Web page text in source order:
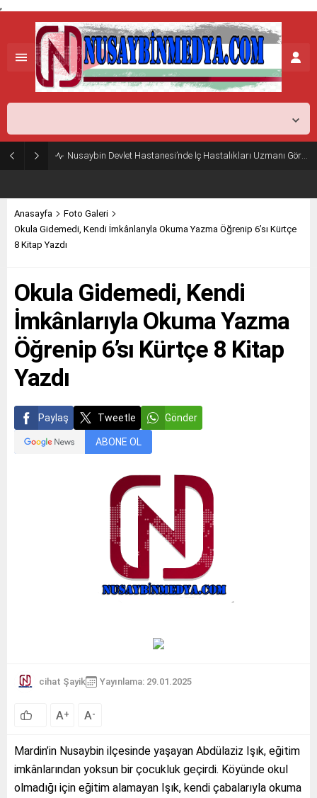
,
Nusaybin Devlet Hastanesi’nde İç Hastalıkları Uzmanı Göreve Başladı
Anasayfa
Foto Galeri
Okula Gidemedi, Kendi İmkânlarıyla Okuma Yazma Öğrenip 6’sı Kürtçe
8 Kitap Yazdı
Okula Gidemedi, Kendi
İmkânlarıyla Okuma Yazma
Öğrenip 6’sı Kürtçe 8 Kitap
Yazdı
Paylaş Tweetle Gönder
ABONE OL
cihat Şayik Yayınlama: 29.01.2025
A+ A-
Mardin’in Nusaybin ilçesinde yaşayan Abdülaziz Işık, eğitim
imkânlarından yoksun bir çocukluk geçirdi. Köyünde okul
olmadığı için eğitim alamayan Işık, kendi çabalarıyla okuma